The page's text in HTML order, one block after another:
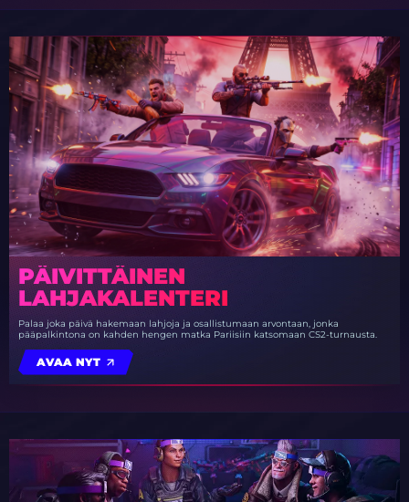
PÄIVITTÄINEN
LAHJAKALENTERI
Palaa joka päivä hakemaan lahjoja ja osallistumaan arvontaan, jonka
pääpalkintona on kahden hengen matka Pariisiin katsomaan CS2-turnausta.
AVAA NYT